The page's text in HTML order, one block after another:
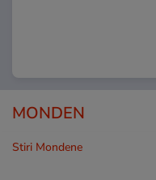
MONDEN
Stiri Mondene